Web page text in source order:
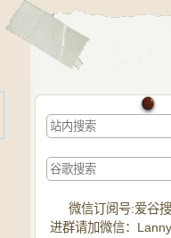
微信订阅号:爱谷
进群请加微信：